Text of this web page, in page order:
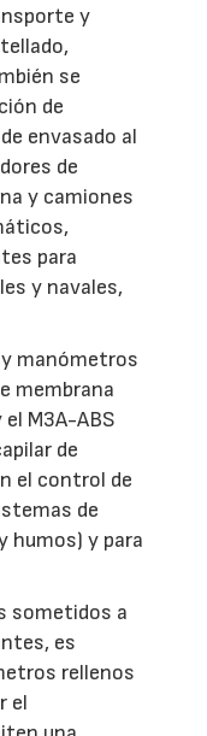
y
se
de
envasado al
de
y camiones
para
y navales,
manómetros
membrana
M3A-ABS
de
el control de
de
humos) y para
sometidos a
es
rellenos
el